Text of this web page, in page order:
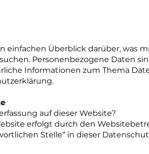
einfachen Überblick darüber, was
Personenbezogene Daten
Informationen zum Thema
auf dieser Website?
erfolgt durch den
Stelle“ in dieser